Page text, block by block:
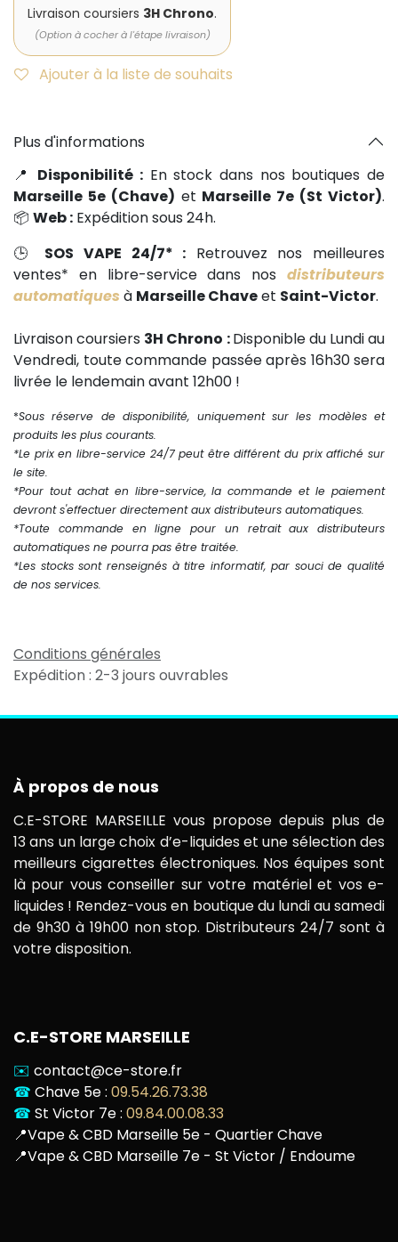
Livraison coursiers 3H Chrono.
(Option à cocher à l'étape livraison)
Ajouter à la liste de souhaits
Plus d'informations
📍 Disponibilité : En stock dans nos boutiques de
Marseille 5e (Chave) et Marseille 7e (St Victor).
📦 Web : Expédition sous 24h.
🕒 SOS VAPE 24/7* : Retrouvez nos meilleures
ventes* en libre-service dans nos distributeurs
automatiques à Marseille Chaveet Saint-Victor.
Livraison coursiers 3H Chrono :Disponible du Lundi au
Vendredi, toute commande passée après 16h30 sera
livrée le lendemain avant 12h00 !
*Sous réserve de disponibilité, uniquement sur les modèles et
produits les plus courants.
*Le prix en libre-service 24/7 peut être différent du prix affiché sur
le site.
*Pour tout achat en libre-service, la commande et le paiement
devront s'effectuer directement aux distributeurs automatiques.
*Toute commande en ligne pour un retrait aux distributeurs
automatiques ne pourra pas être traitée.
*Les stocks sont renseignés à titre informatif, par souci de qualité
de nos services.
Conditions générales
Expédition : 2-3 jours ouvrables
À propos de nous
C.E-STORE MARSEILLE vous propose depuis plus de
13 ans un large choix d’e-liquides et une sélection des
meilleurs cigarettes électroniques. Nos équipes sont
là pour vous conseiller sur votre matériel et vos e-
liquides ! Rendez-vous en boutique du lundi au samedi
de 9h30 à 19h00 non stop. Distributeurs 24/7 sont à
votre disposition.
C.E-STORE MARSEILLE
✉️ contact@ce-store.fr
☎ Chave 5e : 09.54.26.73.38
☎ St Victor 7e : 09.84.00.08.33
📍Vape & CBD Marseille 5e - Quartier Chave
📍Vape & CBD Marseille 7e - St Victor / Endoume